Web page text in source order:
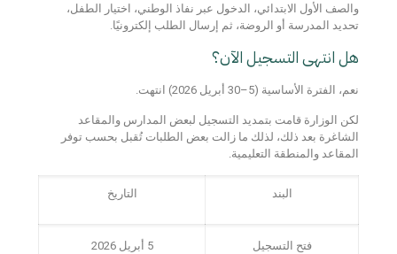
والصف الأول الابتدائي، الدخول عبر نفاذ الوطني، اختيار الطفل،
تحديد المدرسة أو الروضة، ثم إرسال الطلب إلكترونيًا.
هل انتهى التسجيل الآن؟
نعم، الفترة الأساسية (5–30 أبريل 2026) انتهت.
لكن الوزارة قامت بتمديد التسجيل لبعض المدارس والمقاعد
الشاغرة بعد ذلك، لذلك ما زالت بعض الطلبات تُقبل بحسب توفر
المقاعد والمنطقة التعليمية.
البند التاريخ
فتح التسجيل 5 أبريل 2026